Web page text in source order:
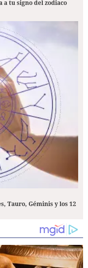
a tu signo del zodiaco
Tauro, Géminis y los 12